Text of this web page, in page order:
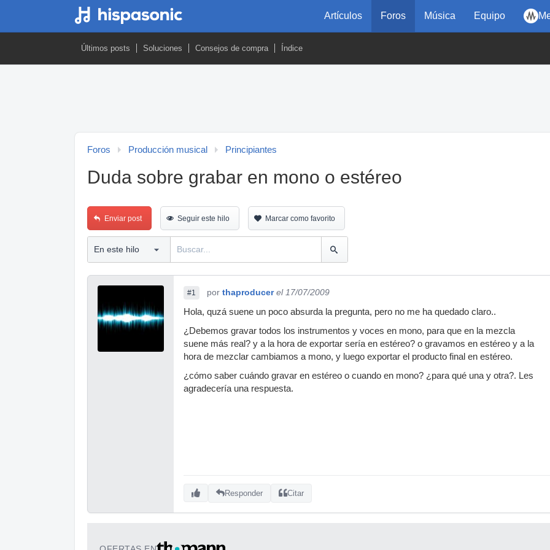
Artículos Foros Música Equipo
Últimos posts Soluciones Consejos de compra Índice
Foros Producción musical Principiantes
Duda sobre grabar en mono o estéreo
Enviar post Seguir este hilo Marcar como favorito
#1 por thaproducer el 17/07/2009
Hola, quzá suene un poco absurda la pregunta, pero no me ha quedado claro..
¿Debemos gravar todos los instrumentos y voces en mono, para que en la mezcla
suene más real? y a la hora de exportar sería en estéreo? o gravamos en estéreo y a la
hora de mezclar cambiamos a mono, y luego exportar el producto final en estéreo.
¿cómo saber cuándo gravar en estéreo o cuando en mono? ¿para qué una y otra?. Les
agradecería una respuesta.
Responder Citar